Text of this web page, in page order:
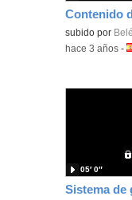
Contenido
subido por
-hace 3 años -
05′ 0″